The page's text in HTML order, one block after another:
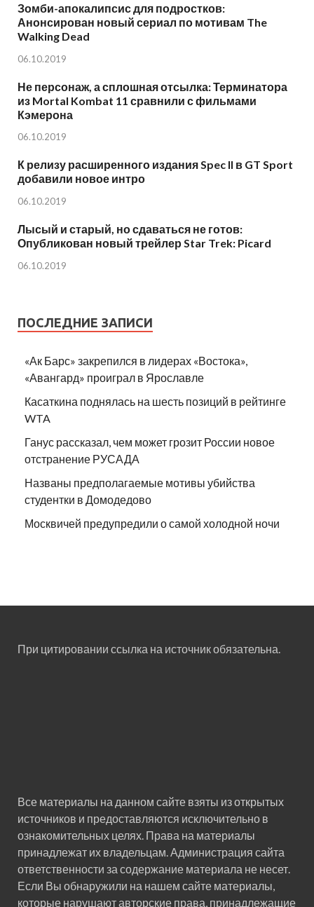
Зомби-апокалипсис для подростков:
Анонсирован новый сериал по мотивам The
Walking Dead
06.10.2019
Не персонаж, а сплошная отсылка: Терминатора
из Mortal Kombat 11 сравнили с фильмами
Кэмерона
06.10.2019
К релизу расширенного издания Spec II в GT Sport
добавили новое интро
06.10.2019
Лысый и старый, но сдаваться не готов:
Опубликован новый трейлер Star Trek: Picard
06.10.2019
ПОСЛЕДНИЕ ЗАПИСИ
«Ак Барс» закрепился в лидерах «Востока»,
«Авангард» проиграл в Ярославле
Касаткина поднялась на шесть позиций в рейтинге
WTA
Ганус рассказал, чем может грозит России новое
отстранение РУСАДА
Названы предполагаемые мотивы убийства
студентки в Домодедово
Москвичей предупредили о самой холодной ночи
При цитировании ссылка на источник обязательна.
Все материалы на данном сайте взяты из открытых
источников и предоставляются исключительно в
ознакомительных целях. Права на материалы
принадлежат их владельцам. Администрация сайта
ответственности за содержание материала не несет.
Если Вы обнаружили на нашем сайте материалы,
которые нарушают авторские права, принадлежащие